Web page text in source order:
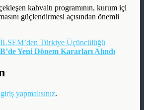
kahvaltı programının, kurum içi
güçlendirmesi açısından önemli
Türkiye Üçüncülüğü
Yeni Dönem Kararları Alındı
giriş yapmalısınız.